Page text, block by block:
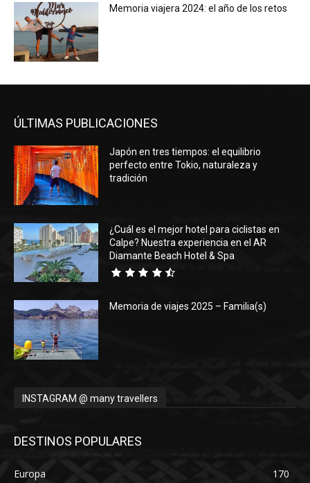
Memoria viajera 2024: el año de los retos
ÚLTIMAS PUBLICACIONES
Japón en tres tiempos: el equilibrio
perfecto entre Tokio, naturaleza y
tradición
¿Cuál es el mejor hotel para ciclistas en
Calpe? Nuestra experiencia en el AR
Diamante Beach Hotel & Spa
Memoria de viajes 2025 – Familia(s)
INSTAGRAM @ many travellers
DESTINOS POPULARES
Europa
170